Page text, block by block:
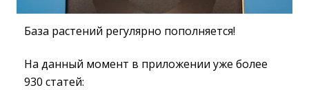
База растений регулярно пополняется!
На данный момент в приложении уже более
930 статей: